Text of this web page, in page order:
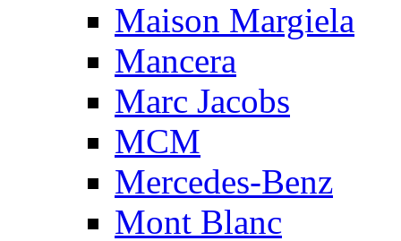
Maison Margiela
Mancera
Marc Jacobs
MCM
Mercedes-Benz
Mont Blanc